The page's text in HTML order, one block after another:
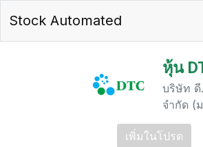
Stock Automated
หุ้น
บริษัท ดี
จำกัด (
เพิ่มในโปรด